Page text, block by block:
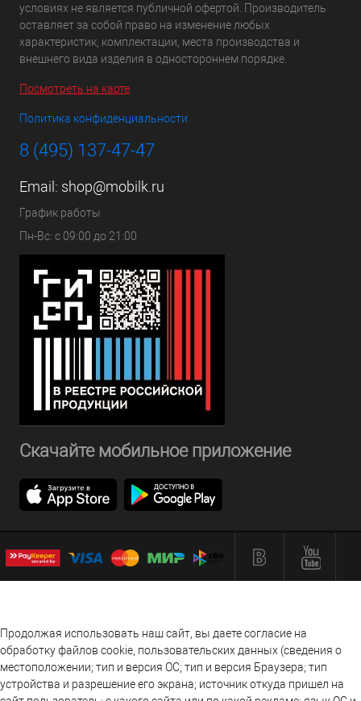
условиях не является публичной офертой. Производитель
оставляет за собой право на изменение любых
характеристик, комплектации, места производства и
внешнего вида изделия в одностороннем порядке.
Посмотреть на карте
Политика конфиденциальности
8 (495) 137-47-47
Email: shop@mobilk.ru
График работы
Пн-Вс: с 09:00 до 21:00
Скачайте мобильное приложение
Продолжая использовать наш сайт, вы даете согласие на
обработку файлов cookie, пользовательских данных (сведения о
местоположении; тип и версия ОС; тип и версия Браузера; тип
устройства и разрешение его экрана; источник откуда пришел на